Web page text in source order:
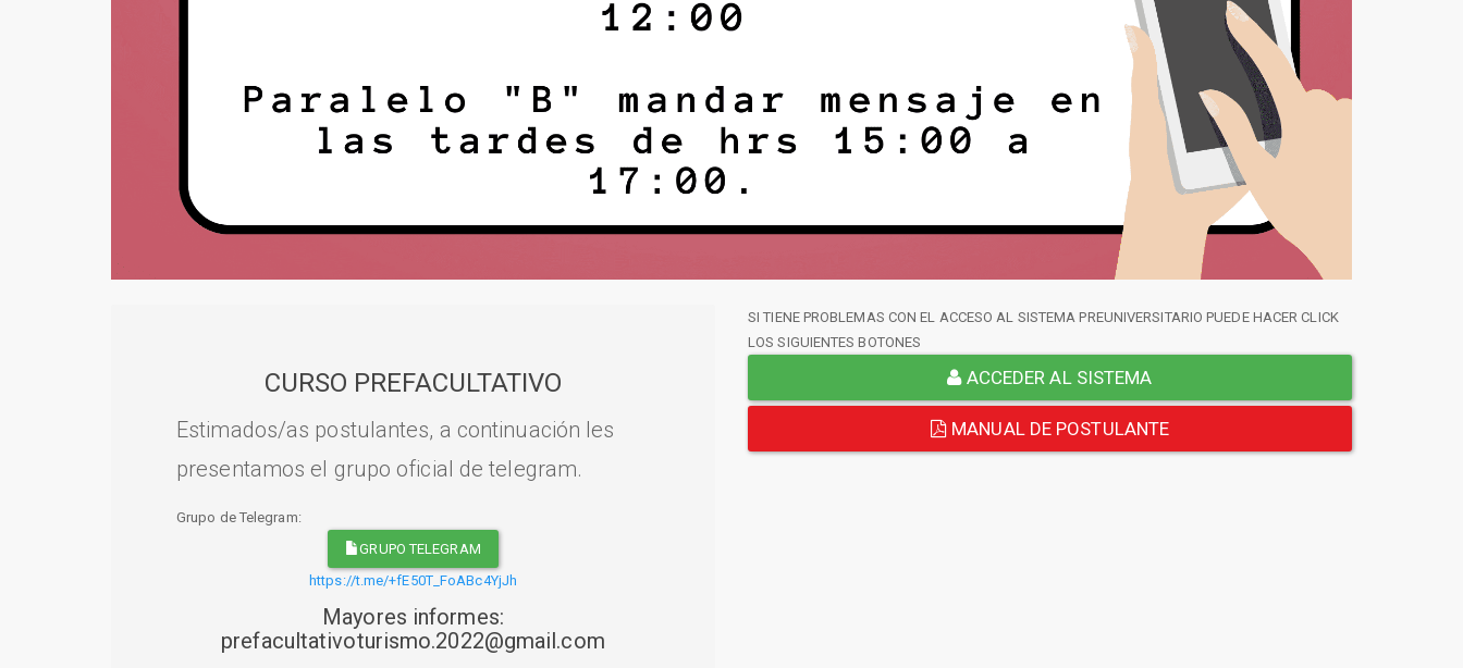
CURSO PREFACULTATIVO
Estimados/as postulantes, a continuación les
presentamos el grupo oficial de telegram.
Grupo de Telegram:
GRUPO TELEGRAM
https://t.me/+fE50T_FoABc4YjJh
Mayores informes:
prefacultativoturismo.2022@gmail.com
SI TIENE PROBLEMAS CON EL ACCESO AL SISTEMA PREUNIVERSITARIO PUEDE HACER CLICK
LOS SIGUIENTES BOTONES
ACCEDER AL SISTEMA
MANUAL DE POSTULANTE